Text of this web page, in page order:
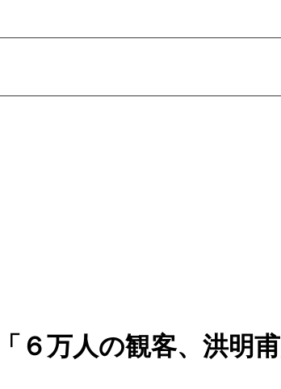
万人の観客、洪明